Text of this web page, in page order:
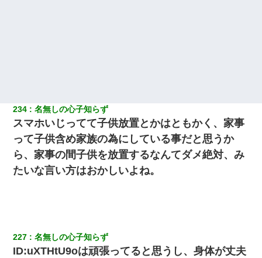
234 名無しの心子知らず
スマホいじってて子供放置とかはともかく、家事
って子供含め家族の為にしている事だと思うか
ら、家事の間子供を放置するなんてダメ絶対、み
たいな言い方はおかしいよね。
227 名無しの心子知らず
ID:uXTHtU9oは頑張ってると思うし、身体が丈夫